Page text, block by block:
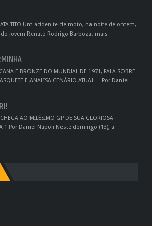
TITO Um aciden te de moto, na noite de ontem,
jovem Renato Rodrigo Barboza, mais
E BRONZE DO MUNDIAL DE 1971, FALA SOBRE
E ANALISA CENÁRIO ATUAL Por Daniel
AO MILÉSIMO GP DE SUA GLORIOSA
1 Por Daniel Nápoli Neste domingo (13), a